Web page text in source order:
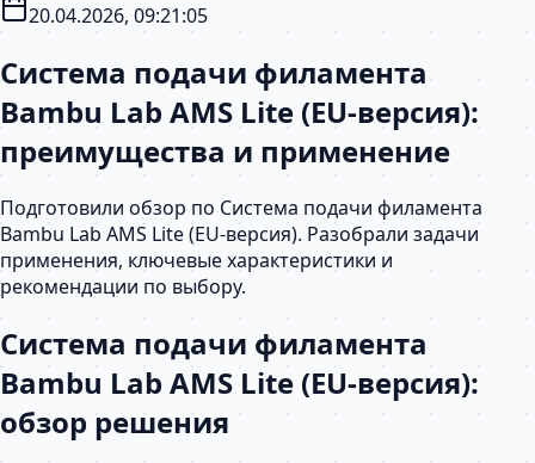
20.04.2026, 09:21:05
Система подачи филамента
Bambu Lab AMS Lite (EU-версия):
преимущества и применение
Подготовили обзор по Система подачи филамента
Bambu Lab AMS Lite (EU-версия). Разобрали задачи
применения, ключевые характеристики и
рекомендации по выбору.
Система подачи филамента
Bambu Lab AMS Lite (EU-версия):
обзор решения